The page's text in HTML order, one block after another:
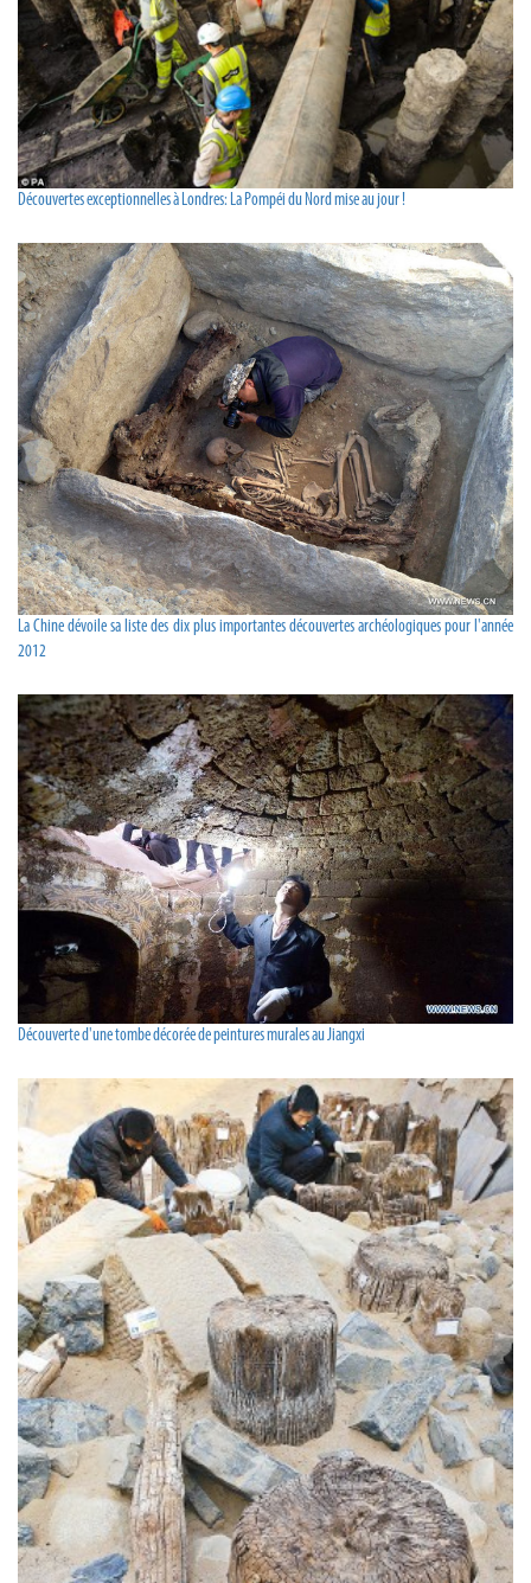
Découvertes exceptionnelles à Londres: La Pompéi du Nord mise au jour !
La Chine dévoile sa liste des dix plus importantes découvertes archéologiques pour l'année
2012
Découverte d'une tombe décorée de peintures murales au Jiangxi